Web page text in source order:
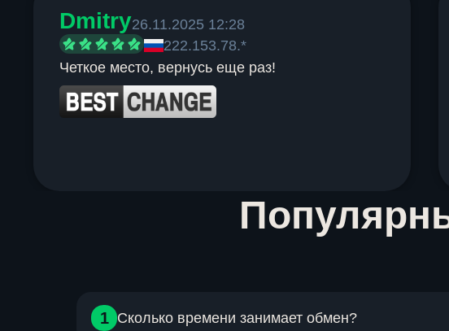
Dmitry26.11.2025 12:28
222.153.78.*
Четкое место, вернусь еще раз!
1 Сколько времени занимает обмен?